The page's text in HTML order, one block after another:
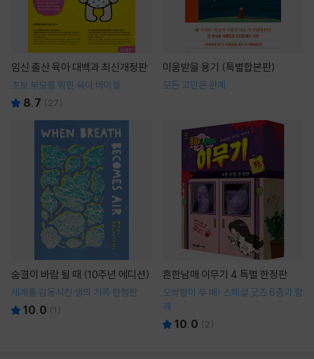
임신 출산 육아 대백과 최신개정판
초보 부모를 위한 육아 바이블
8.7 ( 27)
미움받을 용기 (특별합본판)
모든 고민은 관계
숨결이 바람 될 때 (10주년 에디션)
세계를 감동시킨 생의 기록 한정판
10.0 (1 )
흔한남매 이무기 4 특별 한정판
오싹함이 두 배! 스페셜 굿즈 6종과 함
께
10.0 ( 2)